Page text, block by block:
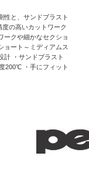
性と、サンドブラスト
の高いカットワーク
ークや細かなセクショ
ョート～ミディアムス
計 ・サンドブラスト
200℃ ・手にフィット